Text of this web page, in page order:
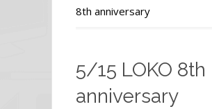
8th anniversary
5/15 LOKO 8th
anniversary